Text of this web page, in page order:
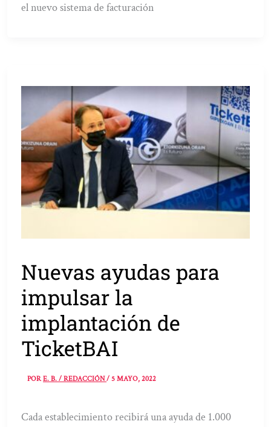
el nuevo sistema de facturación
Nuevas ayudas para
impulsar la
implantación de
TicketBAI
PORE. B. / REDACCIÓN/5 MAYO, 2022
Cada establecimiento recibirá una ayuda de 1.000